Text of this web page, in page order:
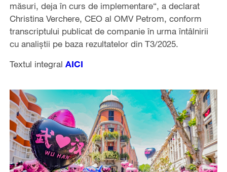
măsuri, deja în curs de implementare“, a declarat
Christina Verchere, CEO al OMV Petrom, conform
transcriptului publicat de companie în urma întâlnirii
cu analiştii pe baza rezultatelor din T3/2025.
Textul integral AICI